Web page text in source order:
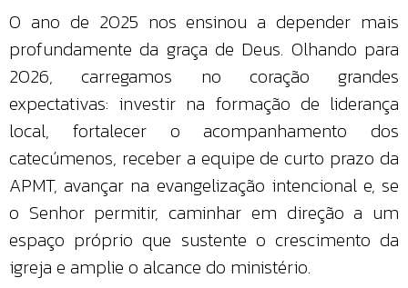
O ano de 2025 nos ensinou a depender mais
profundamente da graça de Deus. Olhando para
2026, carregamos no coração grandes
expectativas: investir na formação de liderança
local, fortalecer o acompanhamento dos
catecúmenos, receber a equipe de curto prazo da
APMT, avançar na evangelização intencional e, se
o Senhor permitir, caminhar em direção a um
espaço próprio que sustente o crescimento da
igreja e amplie o alcance do ministério.